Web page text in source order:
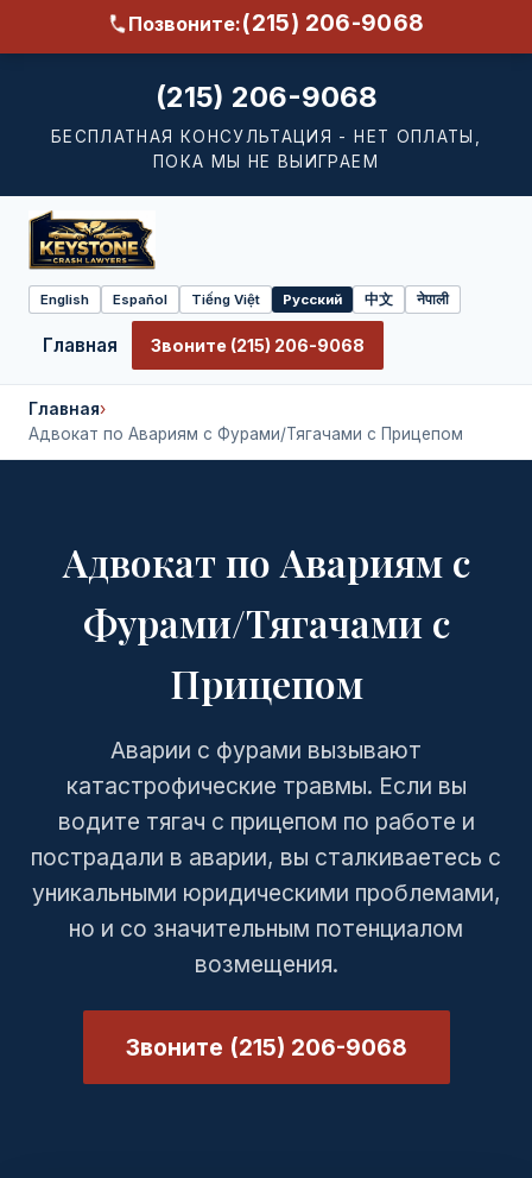
Позвоните:(215) 206-9068
(215) 206-9068
БЕСПЛАТНАЯ КОНСУЛЬТАЦИЯ - НЕТ ОПЛАТЫ,
ПОКА МЫ НЕ ВЫИГРАЕМ
Select
language
English Español Tiếng Việt Русский 中文 नेपाली
Главная Звоните (215) 206-9068
Главная›
Адвокат по Авариям с Фурами/Тягачами с Прицепом
Адвокат по Авариям с
Фурами/Тягачами с
Прицепом
Аварии с фурами вызывают
катастрофические травмы. Если вы
водите тягач с прицепом по работе и
пострадали в аварии, вы сталкиваетесь с
уникальными юридическими проблемами,
но и со значительным потенциалом
возмещения.
Звоните (215) 206-9068